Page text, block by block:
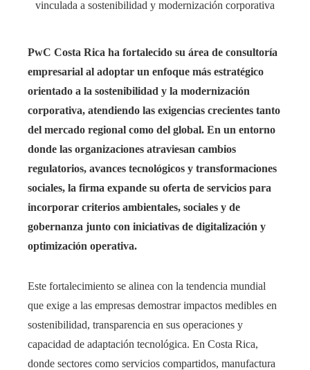
PwC Costa Rica ha fortalecido su área de consultoría
empresarial al adoptar un enfoque más estratégico
orientado a la sostenibilidad y la modernización
corporativa, atendiendo las exigencias crecientes tanto
del mercado regional como del global. En un entorno
donde las organizaciones atraviesan cambios
regulatorios, avances tecnológicos y transformaciones
sociales, la firma expande su oferta de servicios para
incorporar criterios ambientales, sociales y de
gobernanza junto con iniciativas de digitalización y
optimización operativa.
Este fortalecimiento se alinea con la tendencia mundial
que exige a las empresas demostrar impactos medibles en
sostenibilidad, transparencia en sus operaciones y
capacidad de adaptación tecnológica. En Costa Rica,
donde sectores como servicios compartidos, manufactura